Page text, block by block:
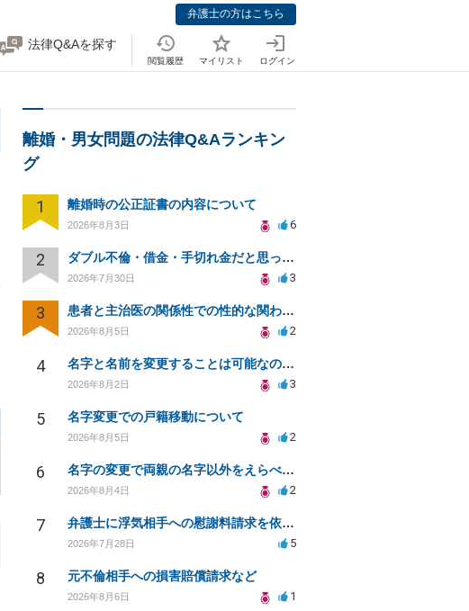
弁護士の方はこちら
法律Q&Aを探す
閲覧履歴 マイリスト ログイン
離婚・男女問題の法律Q&Aランキン
グ
1 離婚時の公正証書の内容について
2026年8月3日 6
2 ダブル不倫・借金・手切れ金だと思っていたお金を1年後いまさら脅迫罪として通知書が来てまとめて請求
2026年7月30日 3
3 患者と主治医の関係性での性的な関わりからのトラブル
2026年8月5日 2
4 名字と名前を変更することは可能なのか？
2026年8月2日 3
5 名字変更での戸籍移動について
2026年8月5日 2
6 名字の変更で両親の名字以外をえらべるのか？
2026年8月4日 2
7 弁護士に浮気相手への慰謝料請求を依頼する費用相場は？
2026年7月28日 5
8 元不倫相手への損害賠償請求など
2026年8月6日 1